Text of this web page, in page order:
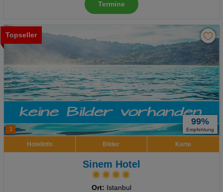
Termine
3
Topseller
99%
Empfehlung
Hotelinfo Bilder Karte
Sinem Hotel
Ort: Istanbul